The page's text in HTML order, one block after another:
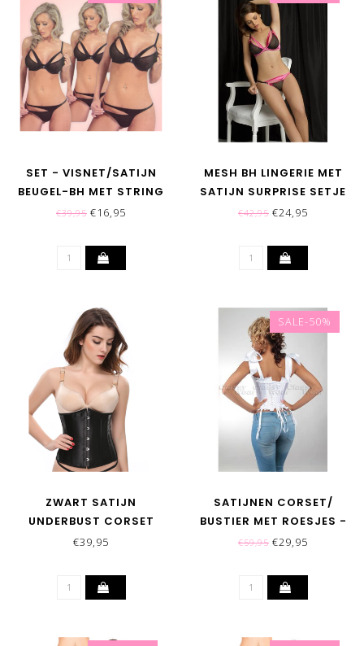
SET - VISNET/SATIJN
BEUGEL-BH MET STRING
IN ZWART
€39,95 €16,95
MESH BH LINGERIE MET
SATIJN SURPRISE SETJE
(BLACK/HOT PINK)
€42,95 €24,95
ZWART SATIJN
UNDERBUST CORSET
€39,95
SALE-50%
SATIJNEN CORSET/
BUSTIER MET ROESJES -
WIT
€59,95 €29,95